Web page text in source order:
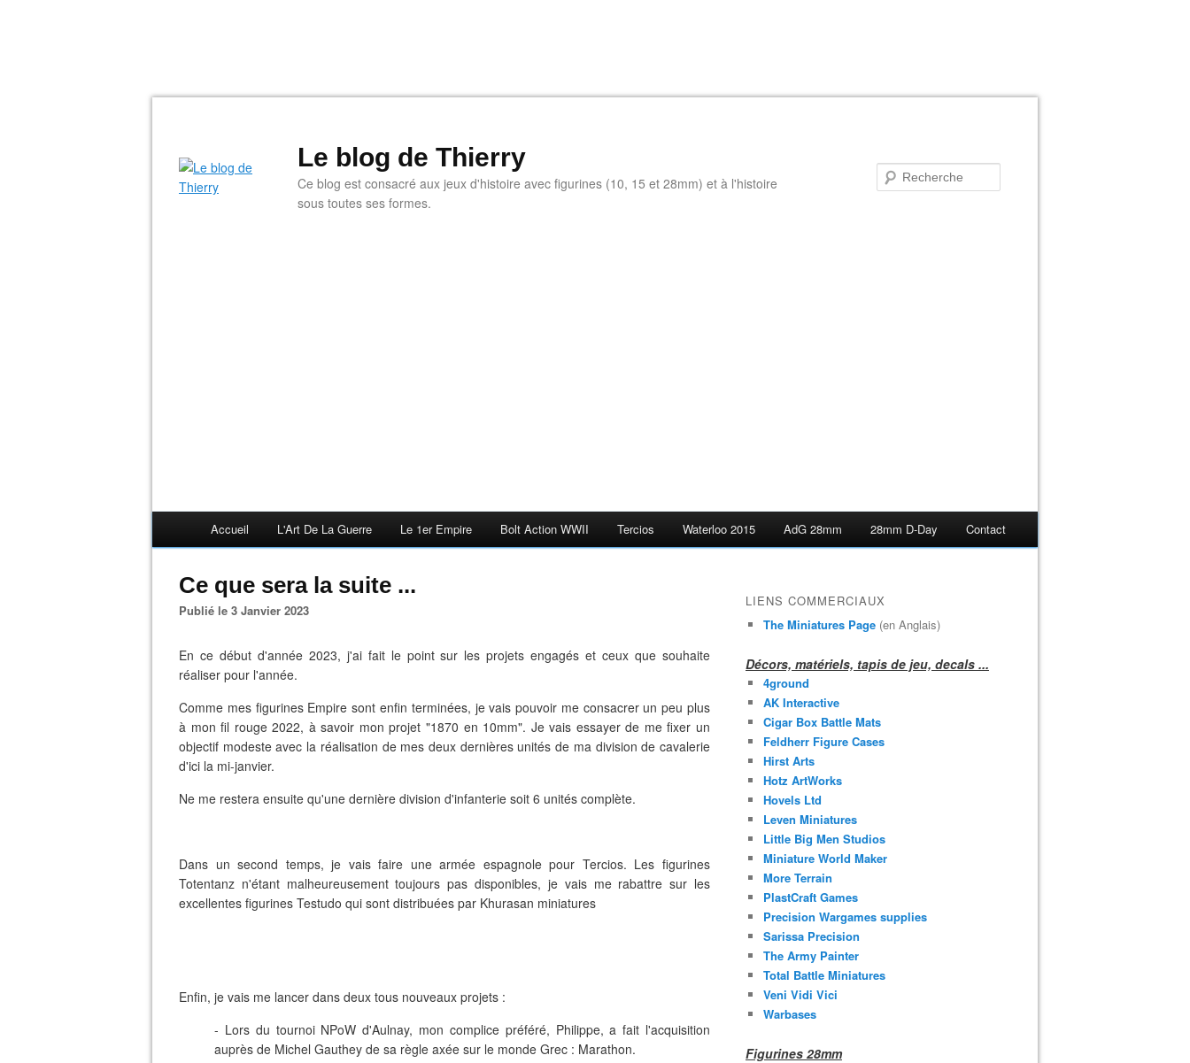
Le blog de Thierry
Ce blog est consacré aux jeux d'histoire avec figurines (10, 15 et 28mm) et à l'histoire
sous toutes ses formes.
Accueil L'Art De La Guerre Le 1er Empire Bolt Action WWII Tercios Waterloo 2015 AdG 28mm 28mm D-Day Contact
Ce que sera la suite ...
Publié le 3 Janvier 2023
En ce début d'année 2023, j'ai fait le point sur les projets engagés et ceux que souhaite
réaliser pour l'année.
Comme mes figurines Empire sont enfin terminées, je vais pouvoir me consacrer un peu plus
à mon fil rouge 2022, à savoir mon projet "1870 en 10mm". Je vais essayer de me fixer un
objectif modeste avec la réalisation de mes deux dernières unités de ma division de cavalerie
d'ici la mi-janvier.
Ne me restera ensuite qu'une dernière division d'infanterie soit 6 unités complète.
Dans un second temps, je vais faire une armée espagnole pour Tercios. Les figurines
Totentanz n'étant malheureusement toujours pas disponibles, je vais me rabattre sur les
excellentes figurines Testudo qui sont distribuées par Khurasan miniatures
Enfin, je vais me lancer dans deux tous nouveaux projets :
- Lors du tournoi NPoW d'Aulnay, mon complice préféré, Philippe, a fait l'acquisition
auprès de Michel Gauthey de sa règle axée sur le monde Grec : Marathon.
LIENS COMMERCIAUX
The Miniatures Page (en Anglais)
Décors, matériels, tapis de jeu, decals ...
4ground
AK Interactive
Cigar Box Battle Mats
Feldherr Figure Cases
Hirst Arts
Hotz ArtWorks
Hovels Ltd
Leven Miniatures
Little Big Men Studios
Miniature World Maker
More Terrain
PlastCraft Games
Precision Wargames supplies
Sarissa Precision
The Army Painter
Total Battle Miniatures
Veni Vidi Vici
Warbases
Figurines 28mm